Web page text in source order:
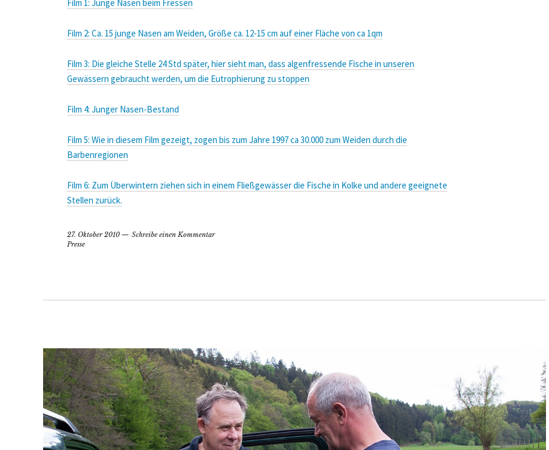
Film 1: Junge Nasen beim Fressen
Film 2: Ca. 15 junge Nasen am Weiden, Größe ca. 12-15 cm auf einer Fläche von ca 1qm
Film 3: Die gleiche Stelle 24 Std später, hier sieht man, dass algenfressende Fische in unseren
Gewässern gebraucht werden, um die Eutrophierung zu stoppen
Film 4: Junger Nasen-Bestand
Film 5: Wie in diesem Film gezeigt, zogen bis zum Jahre 1997 ca 30.000 zum Weiden durch die
Barbenregionen
Film 6: Zum Überwintern ziehen sich in einem Fließgewässer die Fische in Kolke und andere geeignete
Stellen zurück.
27. Oktober 2010
Schreibe einen Kommentar
Presse